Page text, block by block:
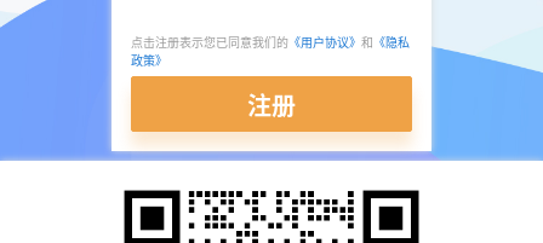
点击注册表示您已同意我们的 《用户协议》 和 《隐私
政策》
注册